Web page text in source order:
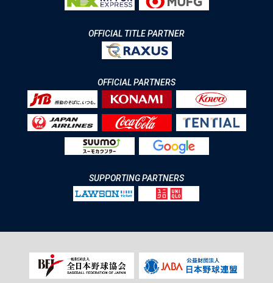
OFFICIAL TITLE PARTNER
OFFICIAL PARTNERS
SUPPORTING PARTNERS